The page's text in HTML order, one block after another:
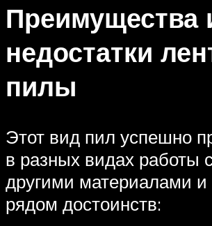
Преимущества
недостатки
пилы
Этот вид пил успешно
в разных видах работы
другими материалами и
рядом достоинств: